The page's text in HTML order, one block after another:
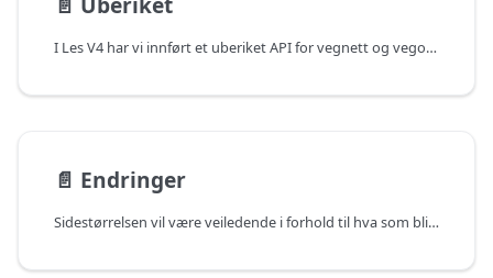
I Les V4 har vi innført et uberiket API for vegnett og vegobjekter. Dette er til bruk for de som ikke trenger data som blir beriket gjennom metrerings- og segmenteringsprossesen i les V4. Det uberikede APIet tilbyr følgende felter for hhv. noder, veglenkesekvenser og vegobjekter:
📄️ Endringer
Sidestørrelsen vil være veiledende i forhold til hva som blir returnert i responsen.